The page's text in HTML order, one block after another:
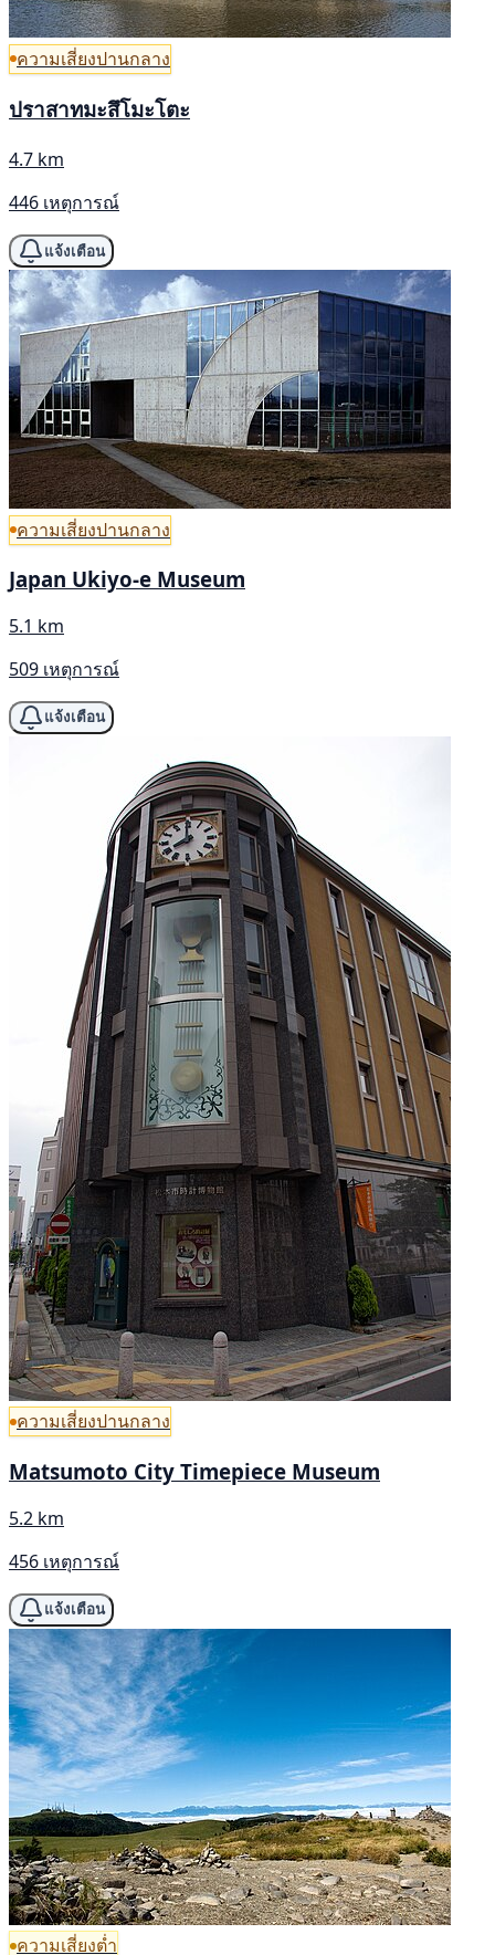
ความเสี่ยงปานกลาง
ปราสาทมะสึโมะโตะ
4.7 km
446 เหตุการณ์
แจ้งเตือน
ความเสี่ยงปานกลาง
Japan Ukiyo-e Museum
5.1 km
509 เหตุการณ์
แจ้งเตือน
ความเสี่ยงปานกลาง
Matsumoto City Timepiece Museum
5.2 km
456 เหตุการณ์
แจ้งเตือน
ความเสี่ยงต่ำ